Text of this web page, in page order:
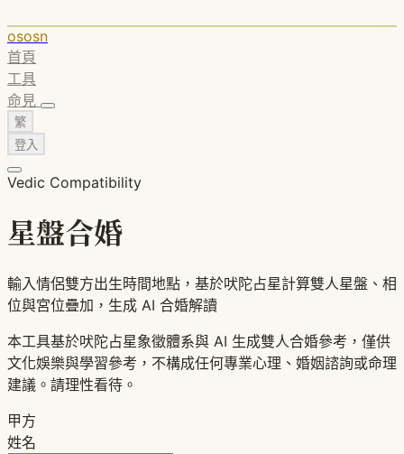
ososn
首頁
工具
命見
繁
登入
Vedic Compatibility
星盤合婚
輸入情侶雙方出生時間地點，基於吠陀占星計算雙人星盤、相
位與宮位疊加，生成 AI 合婚解讀
本工具基於吠陀占星象徵體系與 AI 生成雙人合婚參考，僅供
文化娛樂與學習參考，不構成任何專業心理、婚姻諮詢或命理
建議。請理性看待。
甲方
姓名